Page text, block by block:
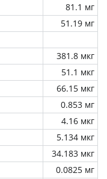
81.1 мг
51.19 мг
381.8 мкг
51.1 мкг
66.15 мкг
0.853 мг
4.16 мкг
5.134 мкг
34.183 мкг
0.0825 мг